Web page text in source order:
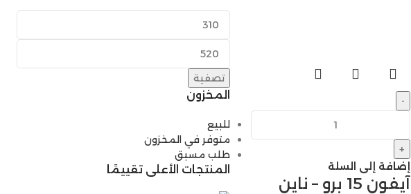
-
+
إضافة إلى السلة
آيفون 15 برو – ناين
تصفية
المخزون
للبيع
متوفر في المخزون
طلب مسبق
المنتجات الأعلى تقييمًا